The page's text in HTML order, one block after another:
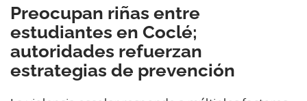
Preocupan riñas entre
estudiantes en Coclé;
autoridades refuerzan
estrategias de prevención